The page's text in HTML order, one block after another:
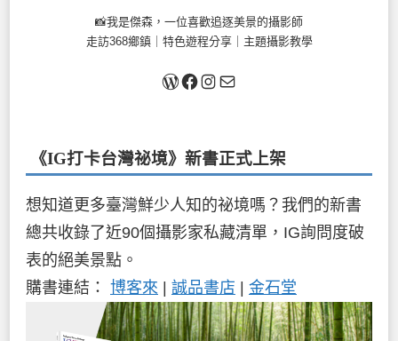
📸我是傑森，一位喜歡追逐美景的攝影師
走訪368鄉鎮｜特色遊程分享｜主題攝影教學
關於我Facebook
Instagram
《IG打卡台灣祕境》新書正式上架
想知道更多臺灣鮮少人知的祕境嗎？我們的新書
總共收錄了近90個攝影家私藏清單，IG詢問度破
表的絕美景點。
購書連結： 博客來 | 誠品書店 | 金石堂